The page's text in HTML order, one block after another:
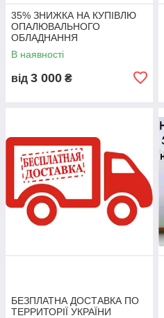
35% ЗНИЖКА НА КУПІВЛЮ
ОПАЛЮВАЛЬНОГО
ОБЛАДНАННЯ
В наявності
від 3 000 ₴
БЕЗПЛАТНА ДОСТАВКА ПО
ТЕРРИТОРІЇ УКРАЇНИ